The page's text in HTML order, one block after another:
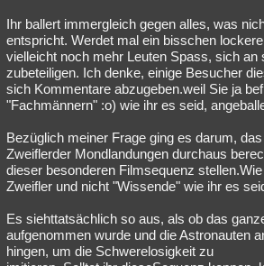
Ihr ballert immergleich gegen alles, was
entspricht. Werdet mal ein bisschen
vielleicht noch mehr Leuten Spass, sich
zubeteiligen. Ich denke, einige Besucher
sich Kommentare abzugeben.weil Sie ja
"Fachmännern" :o) wie ihr es seid,
Bezüglich meiner Frage ging es darum,
Zweiflerder Mondlandungen durchaus
dieser besonderen Filmsequenz
Zweifler und nicht "Wissende" wie ihr es
Es siehttatsächlich so aus, als ob das
aufgenommen wurde und die Astronauten
hingen, um die Schwerelosigkeit zu